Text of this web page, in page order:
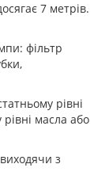
7 метрів.
фільтр
рівні
масла або
з